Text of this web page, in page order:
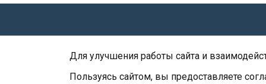
Для улучшения работы сайта и
Пользуясь сайтом, вы предоставляете